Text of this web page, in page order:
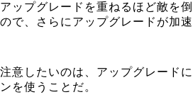
アップグレードを重ねるほど敵を
ので、さらにアップグレードが加速
注意したいのは、アップグレード
ンを使うことだ。